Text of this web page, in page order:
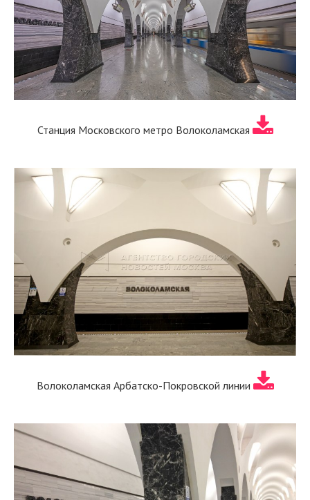
Станция Московского метро Волоколамская
Волоколамская Арбатско-Покровской линии